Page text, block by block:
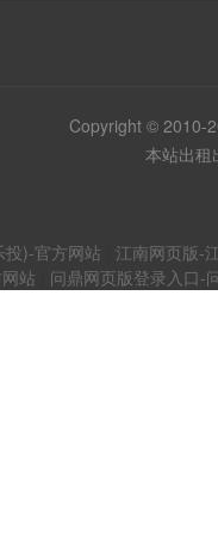
Copyright © 2010-
本站出
投)-官方网站
江南网页版-
站 问鼎网页版登录入口-